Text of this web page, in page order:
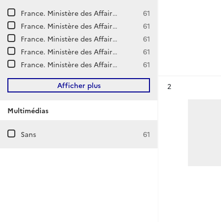
France. Ministère des Affaires étrangères. Cabinet du ministre. Edouard Daladier I.
61
France. Ministère des Affaires étrangères. Cabinet du ministre. François Darlan.
61
France. Ministère des Affaires étrangères. Cabinet du ministre. Louis Barthou II.
61
France. Ministère des Affaires étrangères. Cabinet du ministre. Pierre Laval II.
61
France. Ministère des Affaires étrangères. Cabinet du ministre. Pierre-Etienne Flandin I.
61
Afficher plus
Multimédias
Sans 61
2